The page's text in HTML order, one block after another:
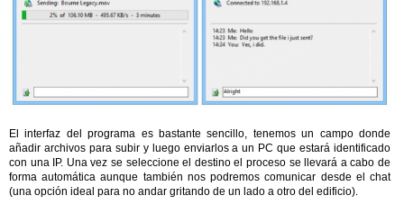
El interfaz del programa es bastante sencillo, tenemos un campo donde
añadir archivos para subir y luego enviarlos a un PC que estará identificado
con una IP. Una vez se seleccione el destino el proceso se llevará a cabo de
forma automática aunque también nos podremos comunicar desde el chat
(una opción ideal para no andar gritando de un lado a otro del edificio).